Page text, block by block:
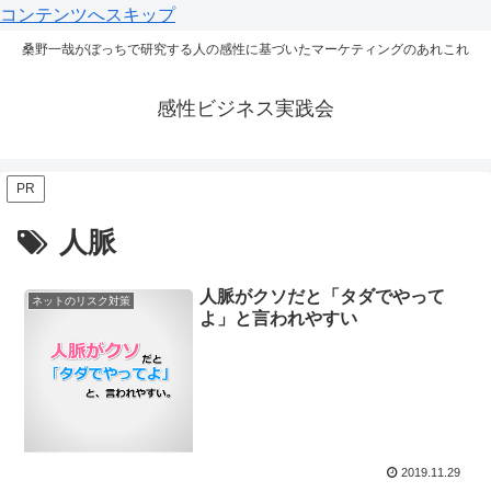
コンテンツへスキップ
桑野一哉がぼっちで研究する人の感性に基づいたマーケティングのあれこれ
感性ビジネス実践会
PR
人脈
ネットのリスク対策
人脈がクソだと「タダでやって
よ」と言われやすい
2019.11.29